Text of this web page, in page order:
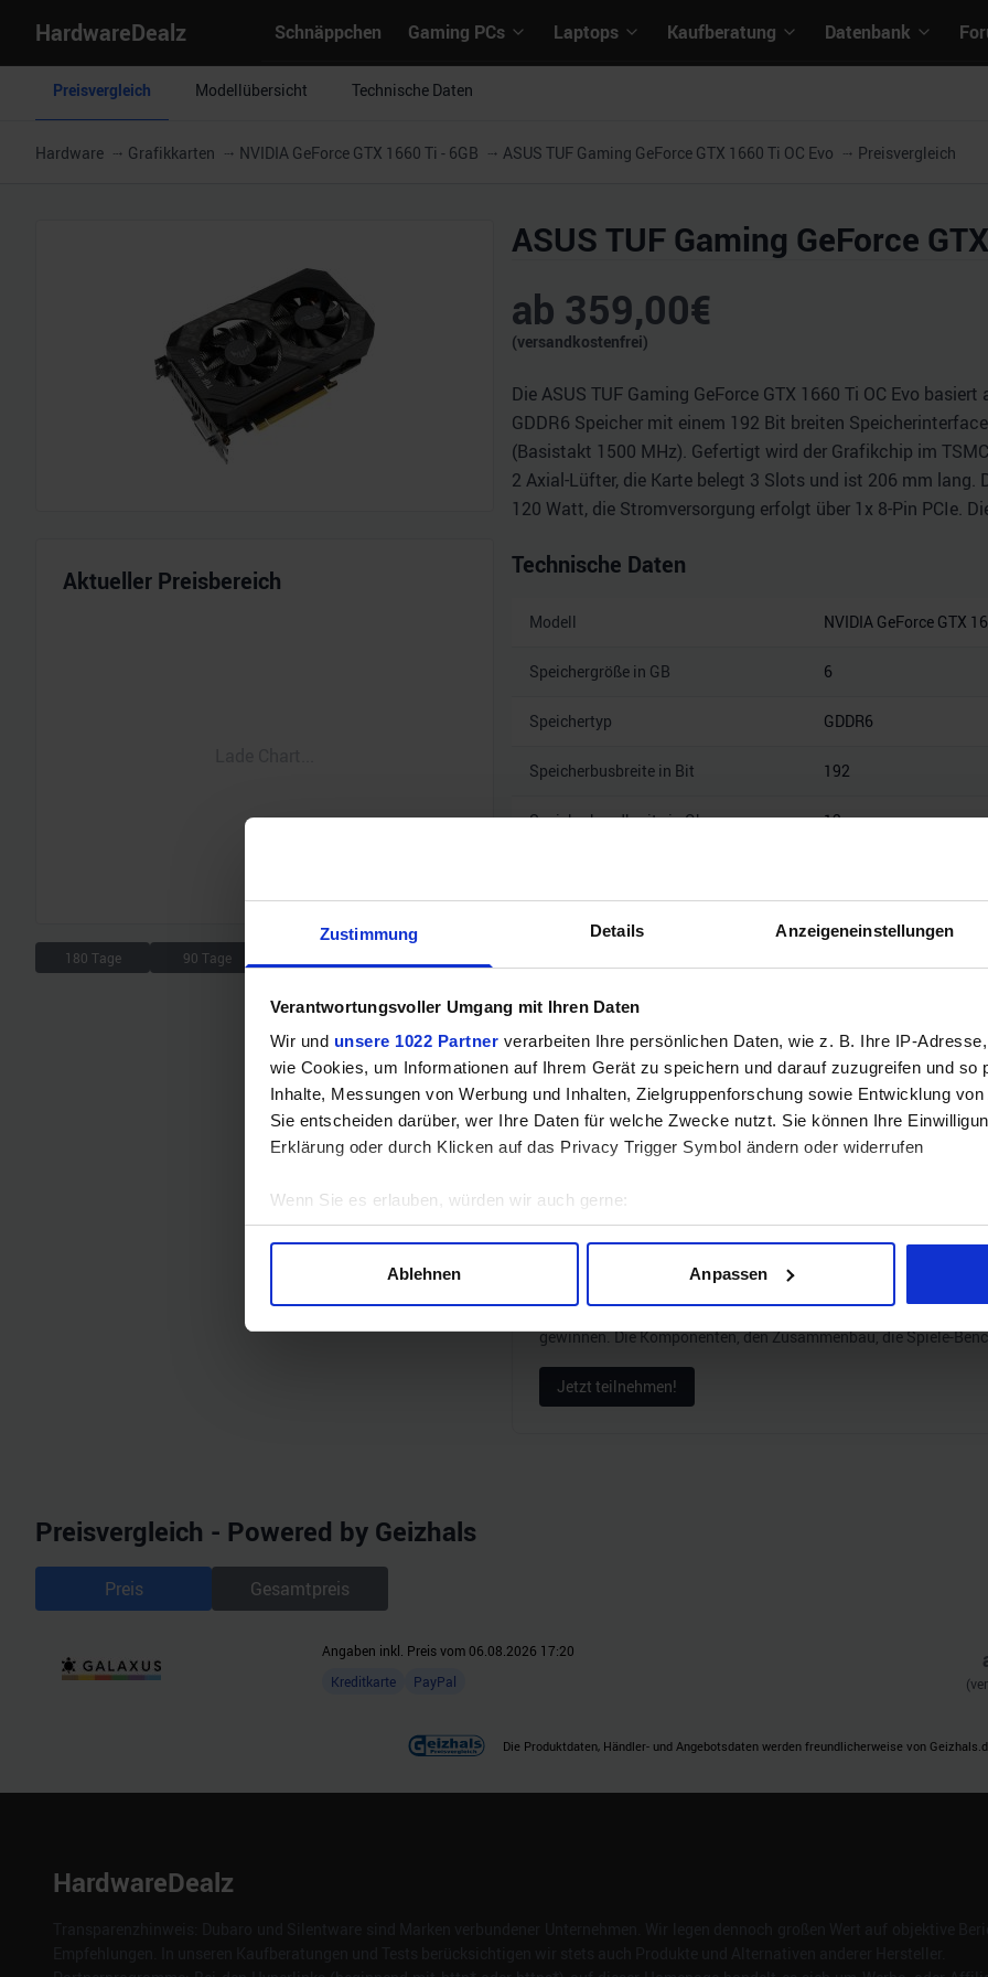
Zustimmung Details Anzeigeneinstellungen
Verantwortungsvoller Umgang mit Ihren Daten
Wir und unsere 1022 Partner verarbeiten Ihre persönlichen Daten, wie z. B. Ihre IP-
wie Cookies, um Informationen auf Ihrem Gerät zu speichern und darauf zuzugreifen und so
Inhalte, Messungen von Werbung und Inhalten, Zielgruppenforschung sowie Entwicklung
Sie entscheiden darüber, wer Ihre Daten für welche Zwecke nutzt. Sie können Ihre
Erklärung oder durch Klicken auf das Privacy Trigger Symbol ändern oder widerrufen
Wenn Sie es erlauben, würden wir auch gerne:
Informationen über Ihre geografische Lage erfassen, welche bis auf einige Meter genau
Erfahren Sie mehr darüber, wie Ihre persönlichen Daten verarbeitet werden, und legen Sie
Wir verwenden Cookies, um Inhalte und Anzeigen zu personalisieren, Funktionen für soziale
und die Zugriffe auf unsere Website zu analysieren. Außerdem geben wir Informationen zu
Ablehnen Anpassen
HardwareDealz Schnäppchen Gaming PCs Laptops Kaufberatung Datenbank
Preisvergleich Modellübersicht Technische Daten
Hardware Grafikkarten NVIDIA GeForce GTX 1660 Ti - 6GB ASUS TUF Gaming GeForce GTX 1660 Ti OC Evo Preisvergleich
Aktueller Preisbereich
180 Tage 90 Tage
ASUS TUF Gaming GeForce
ab 359,00€
(versandkostenfrei)
Die ASUS TUF Gaming GeForce GTX 1660 Ti OC Evo
GDDR6 Speicher mit einem 192 Bit breiten
(Basistakt 1500 MHz). Gefertigt wird der Grafikchip im
2 Axial-Lüfter, die Karte belegt 3 Slots und ist 206 mm
120 Watt, die Stromversorgung erfolgt über 1x 8-Pin PCIe.
Technische Daten
Modell NVIDIA GeForce GTX
Speichergröße in GB 6
Speichertyp GDDR6
Speicherbusbreite in Bit 192
Speicherbandbreite in Gbps 12
Mehr
Hinweis: Unsere Links sind Affiliate Links. Wir erhalten beim Kauf
ZUM
Gewinne einen MSI Gaming PC mit RTX 5070
Bis zum 21. August hast du die Chance, bei unserem Gewinnspiel
gewinnen. Die Komponenten, den Zusammenbau, die Spiele-
Jetzt teilnehmen!
Preisvergleich - Powered by Geizhals
Preis Gesamtpreis
Angaben inkl. Preis vom 06.08.2026 17:20
Kreditkarte
PayPal
Die Produktdaten, Händler- und Angebotsdaten werden freundlicherweise von
HardwareDealz